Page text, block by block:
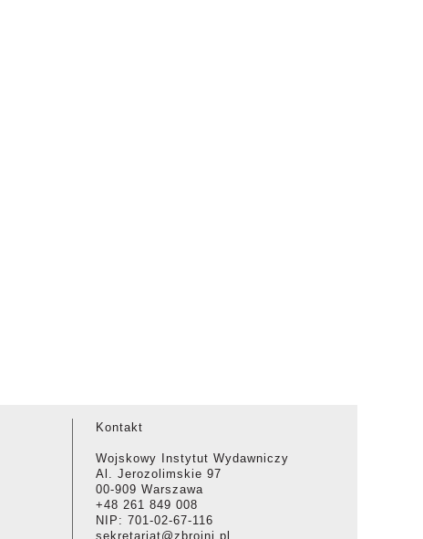
Kontakt
Wojskowy Instytut Wydawniczy
Al. Jerozolimskie 97
00-909 Warszawa
+48 261 849 008
NIP: 701-02-67-116
sekretariat@zbrojni.pl